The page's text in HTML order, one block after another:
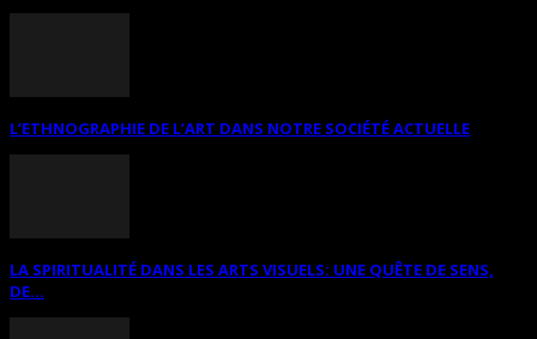
L’ETHNOGRAPHIE DE L’ART DANS NOTRE SOCIÉTÉ ACTUELLE
LA SPIRITUALITÉ DANS LES ARTS VISUELS: UNE QUÊTE DE SENS,
DE...